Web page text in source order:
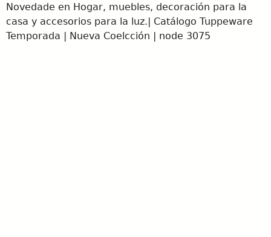
Novedade en Hogar, muebles, decoración para la
casa y accesorios para la luz.| Catálogo Tuppeware
Temporada | Nueva Coelcción | node 3075